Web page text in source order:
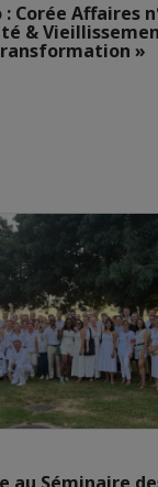
Corée Affaires
&
»